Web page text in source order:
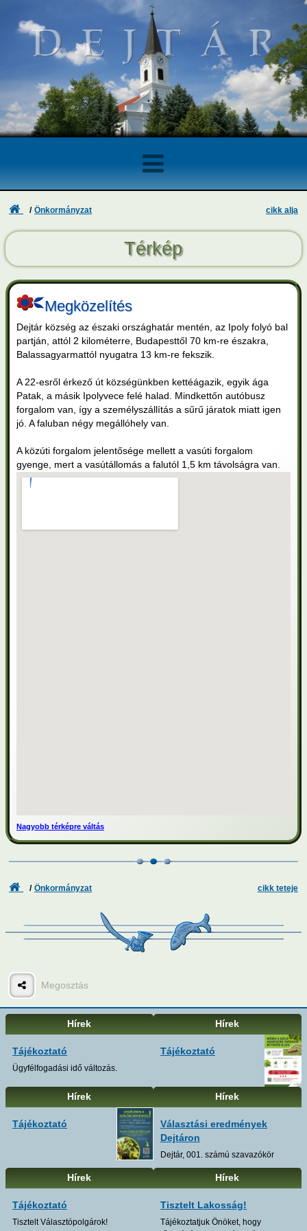
...
Cégek, kisiparosok
Közösségek
Térkép
Írjon nekünk!
Rendeletek, határozatok
Nyilvántartások
Településkép
Elfelejtett azonosító vagy jelszó
Regisztráció
Önkormányzati Hivatali Portál
cikk alja
Önkormányzat
Térkép
Megközelítés
Dejtár község az északi országhatár mentén, az Ipoly folyó bal
partján, attól 2 kilométerre, Budapesttől 70 km-re északra,
Balassagyarmattól nyugatra 13 km-re fekszik.
A 22-esről érkező út községünkben kettéágazik, egyik ága
Patak, a másik Ipolyvece felé halad. Mindkettőn autóbusz
forgalom van, így a személyszállítás a sűrű járatok miatt igen
jó. A faluban négy megállóhely van.
A közúti forgalom jelentősége mellett a vasúti forgalom
gyenge, mert a vasútállomás a falu­tól 1,5 km távolságra van.
Nagyobb térképre váltás
cikk teteje
Önkormányzat
Megosztás
Hírek
Tájékoztató
Ügyfélfogadási idő változás.
Hírek
Tájékoztató
Hírek
Tájékoztató
Hírek
Választási eredmények
Dejtáron
Dejtár, 001. számú szavazókör
Hírek
Tájékoztató
Tisztelt Választópolgárok!
Hírek
Tisztelt Lakosság!
Tájékoztatjuk Önöket, hogy